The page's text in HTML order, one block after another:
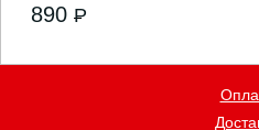
890 P